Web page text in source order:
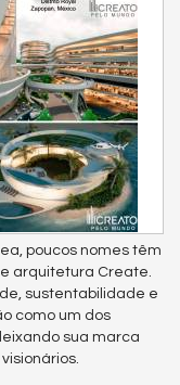
poucos nomes têm
arquitetura Create.
sustentabilidade e
como um dos
sua marca